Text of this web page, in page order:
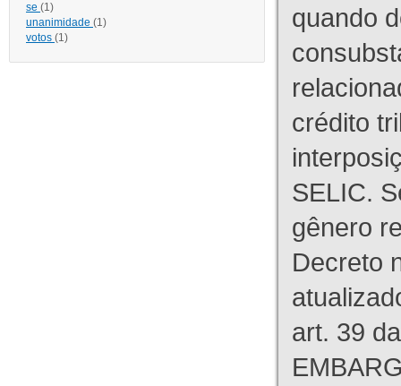
se (1)
unanimidade (1)
votos (1)
quando
crédito
SELIC.
gênero
Decreto
art. 39